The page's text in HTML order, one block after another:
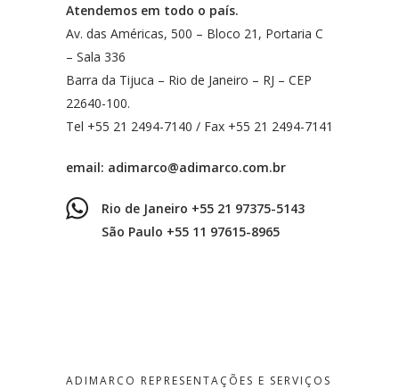
Atendemos em todo o país.
Av. das Américas, 500 – Bloco 21, Portaria C
– Sala 336
Barra da Tijuca – Rio de Janeiro – RJ – CEP
22640-100.
Tel +55 21 2494-7140 / Fax +55 21 2494-7141
email: adimarco@adimarco.com.br
Rio de Janeiro +55 21 97375-5143
São Paulo +55 11 97615-8965
ADIMARCO REPRESENTAÇÕES E SERVIÇOS